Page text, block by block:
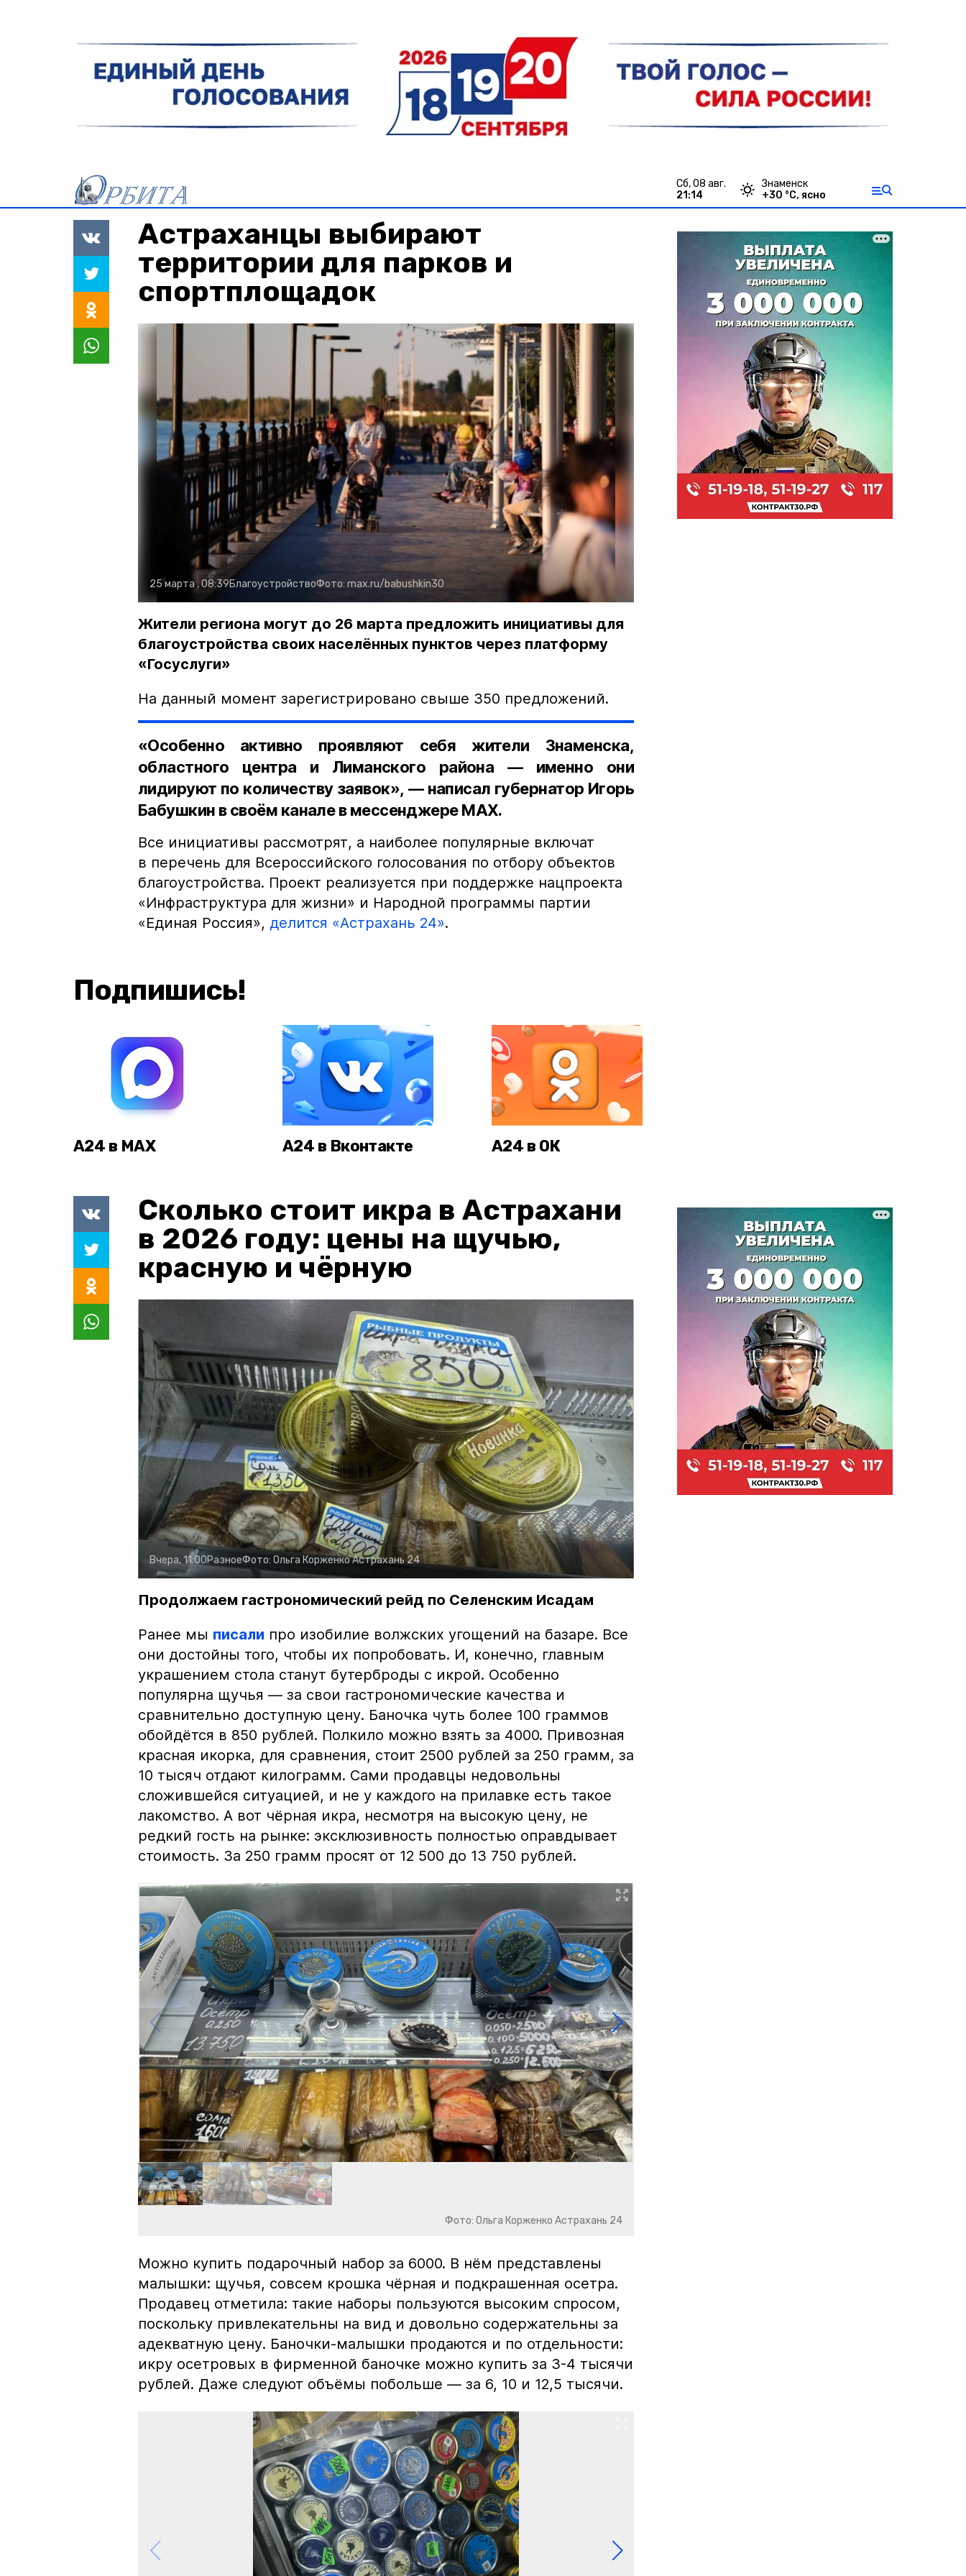
сб, 08 авг.
21:14
Знаменск
+30 °С, ясно
Астраханцы выбирают
территории для парков и
спортплощадок
25 марта , 08:39БлагоустройствоФото: max.ru/babushkin30
Жители региона могут до 26 марта предложить инициативы для
благоустройства своих населённых пунктов через платформу
«Госуслуги»
На данный момент зарегистрировано свыше 350 предложений.
«Особенно активно проявляют себя жители Знаменска,
областного центра и Лиманского района — именно они
лидируют по количеству заявок», — написал губернатор Игорь
Бабушкин в своём канале в мессенджере MAX.
Все инициативы рассмотрят, а наиболее популярные включат
в перечень для Всероссийского голосования по отбору объектов
благоустройства. Проект реализуется при поддержке нацпроекта
«Инфраструктура для жизни» и Народной программы партии
«Единая Россия», делится «Астрахань 24».
Подпишись!
А24 в MAX А24 в Вконтакте А24 в ОК
Сколько стоит икра в Астрахани
в 2026 году: цены на щучью,
красную и чёрную
Вчера, 11:00РазноеФото: Ольга КорженкоАстрахань 24
Продолжаем гастрономический рейд по Селенским Исадам
Ранее мы писали про изобилие волжских угощений на базаре. Все
они достойны того, чтобы их попробовать. И, конечно, главным
украшением стола станут бутерброды с икрой. Особенно
популярна щучья — за свои гастрономические качества и
сравнительно доступную цену. Баночка чуть более 100 граммов
обойдётся в 850 рублей. Полкило можно взять за 4000. Привозная
красная икорка, для сравнения, стоит 2500 рублей за 250 грамм, за
10 тысяч отдают килограмм. Сами продавцы недовольны
сложившейся ситуацией, и не у каждого на прилавке есть такое
лакомство. А вот чёрная икра, несмотря на высокую цену, не
редкий гость на рынке: эксклюзивность полностью оправдывает
стоимость. За 250 грамм просят от 12 500 до 13 750 рублей.
Фото: Ольга Корженко Астрахань 24
Можно купить подарочный набор за 6000. В нём представлены
малышки: щучья, совсем крошка чёрная и подкрашенная осетра.
Продавец отметила: такие наборы пользуются высоким спросом,
поскольку привлекательны на вид и довольно содержательны за
адекватную цену. Баночки-малышки продаются и по отдельности:
икру осетровых в фирменной баночке можно купить за 3-4 тысячи
рублей. Даже следуют объёмы побольше — за 6, 10 и 12,5 тысячи.